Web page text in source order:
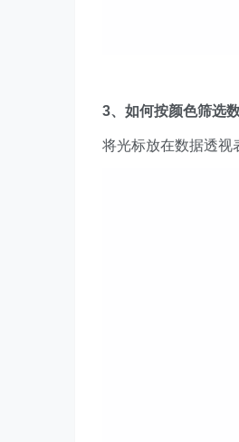
3、如何按颜色筛选
将光标放在数据透视